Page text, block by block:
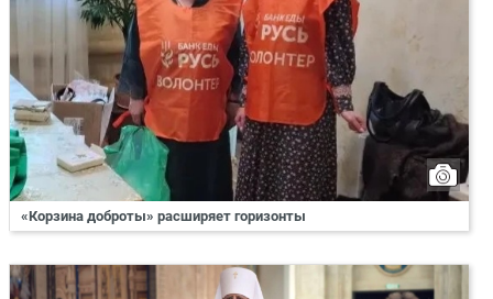
«Корзина доброты» расширяет горизонты